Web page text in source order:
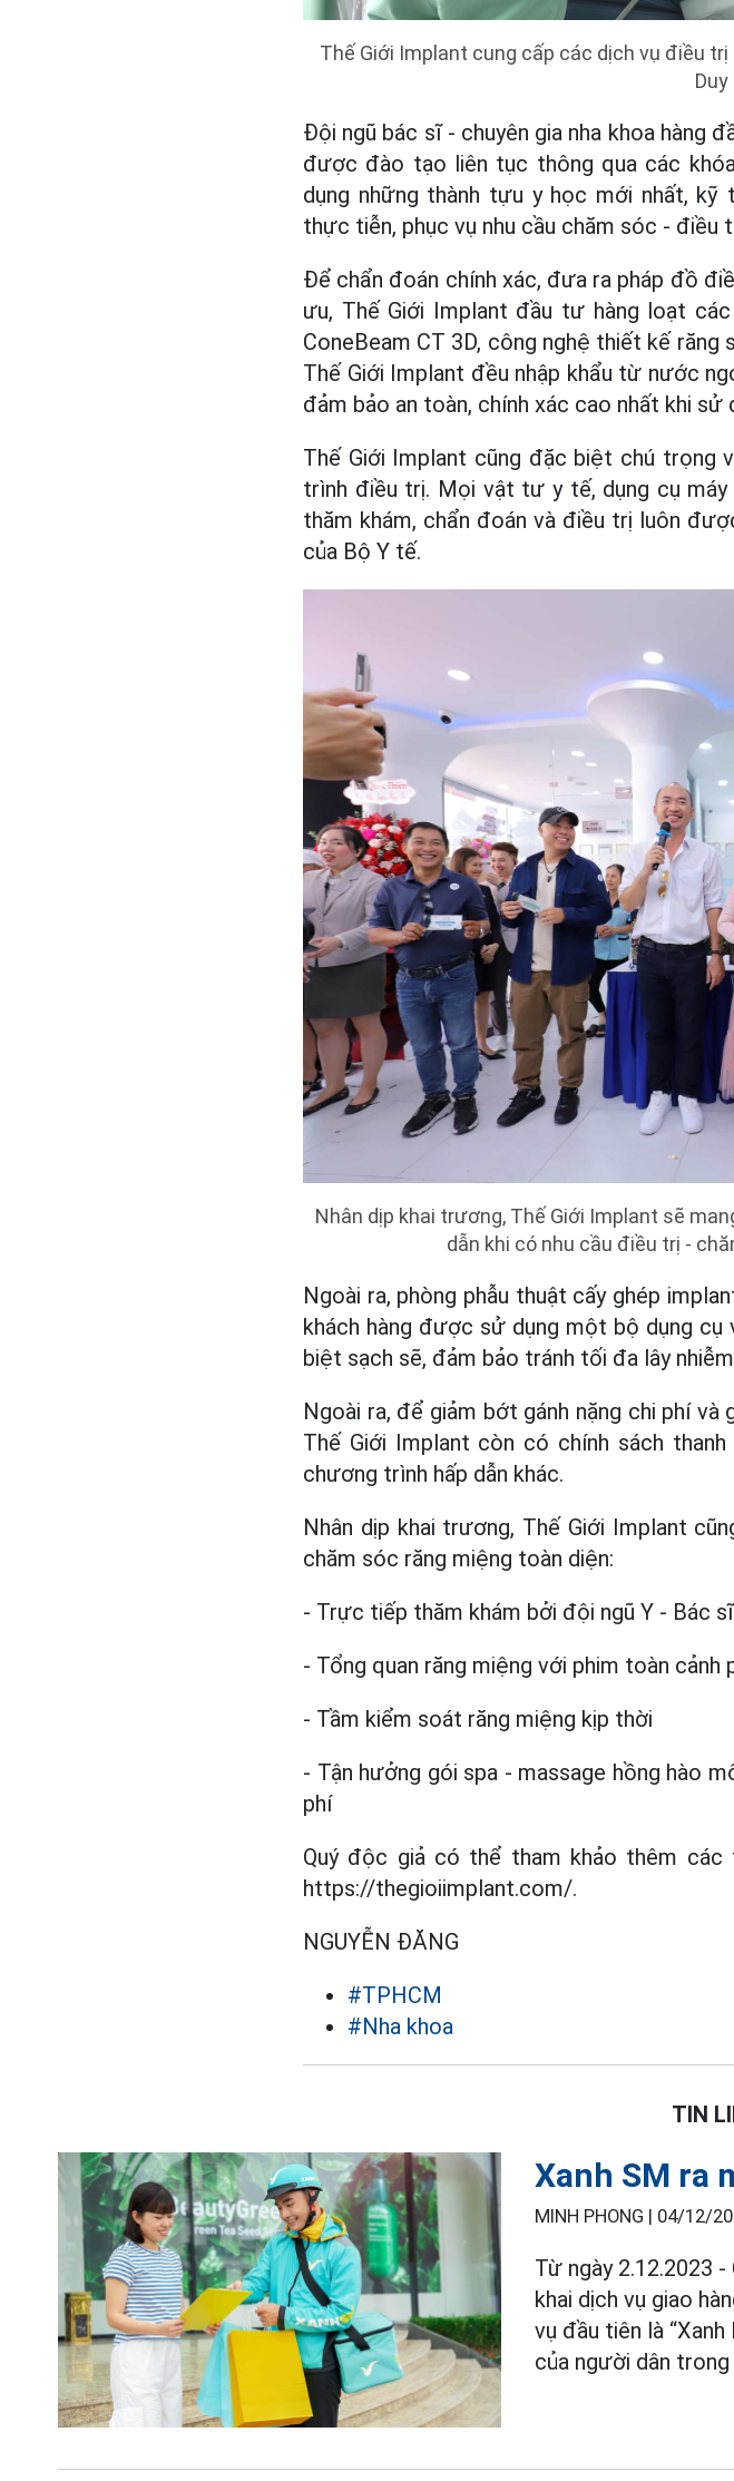
Thế Giới Implant cung cấp các dịch vụ điều
Đội ngũ bác sĩ - chuyên gia nha khoa hàng
được đào tạo liên tục thông qua các
dụng những thành tựu y học mới nhất,
thực tiễn, phục vụ nhu cầu chăm sóc - điều
Để chẩn đoán chính xác, đưa ra pháp đồ
ưu, Thế Giới Implant đầu tư hàng loạt
ConeBeam CT 3D, công nghệ thiết kế
Thế Giới Implant đều nhập khẩu từ nước
đảm bảo an toàn, chính xác cao nhất khi sử
Thế Giới Implant cũng đặc biệt chú trọng
trình điều trị. Mọi vật tư y tế, dụng cụ
thăm khám, chẩn đoán và điều trị luôn
của Bộ Y tế.
Nhân dịp khai trương, Thế Giới Implant sẽ
dẫn khi có nhu cầu điều trị -
Ngoài ra, phòng phẫu thuật cấy ghép
khách hàng được sử dụng một bộ dụng cụ
biệt sạch sẽ, đảm bảo tránh tối đa lây
Ngoài ra, để giảm bớt gánh nặng chi phí và
Thế Giới Implant còn có chính sách
chương trình hấp dẫn khác.
Nhân dịp khai trương, Thế Giới Implant
chăm sóc răng miệng toàn diện:
- Trực tiếp thăm khám bởi đội ngũ Y - Bác
- Tổng quan răng miệng với phim toàn
- Tầm kiểm soát răng miệng kịp thời
- Tận hưởng gói spa - massage hồng hào
phí
Quý độc giả có thể tham khảo thêm
https://thegioiimplant.com/.
NGUYỄN ĐĂNG
#TPHCM
#Nha khoa
TIN
Xanh SM ra
MINH PHONG | 04/12/
Từ ngày 2.12.2023
khai dịch vụ giao
vụ đầu tiên là
của người dân